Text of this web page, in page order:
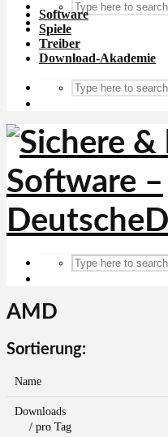
Software
Spiele
Treiber
Download-Akademie
AMD
Sortierung:
Name
Downloads
/ pro Tag